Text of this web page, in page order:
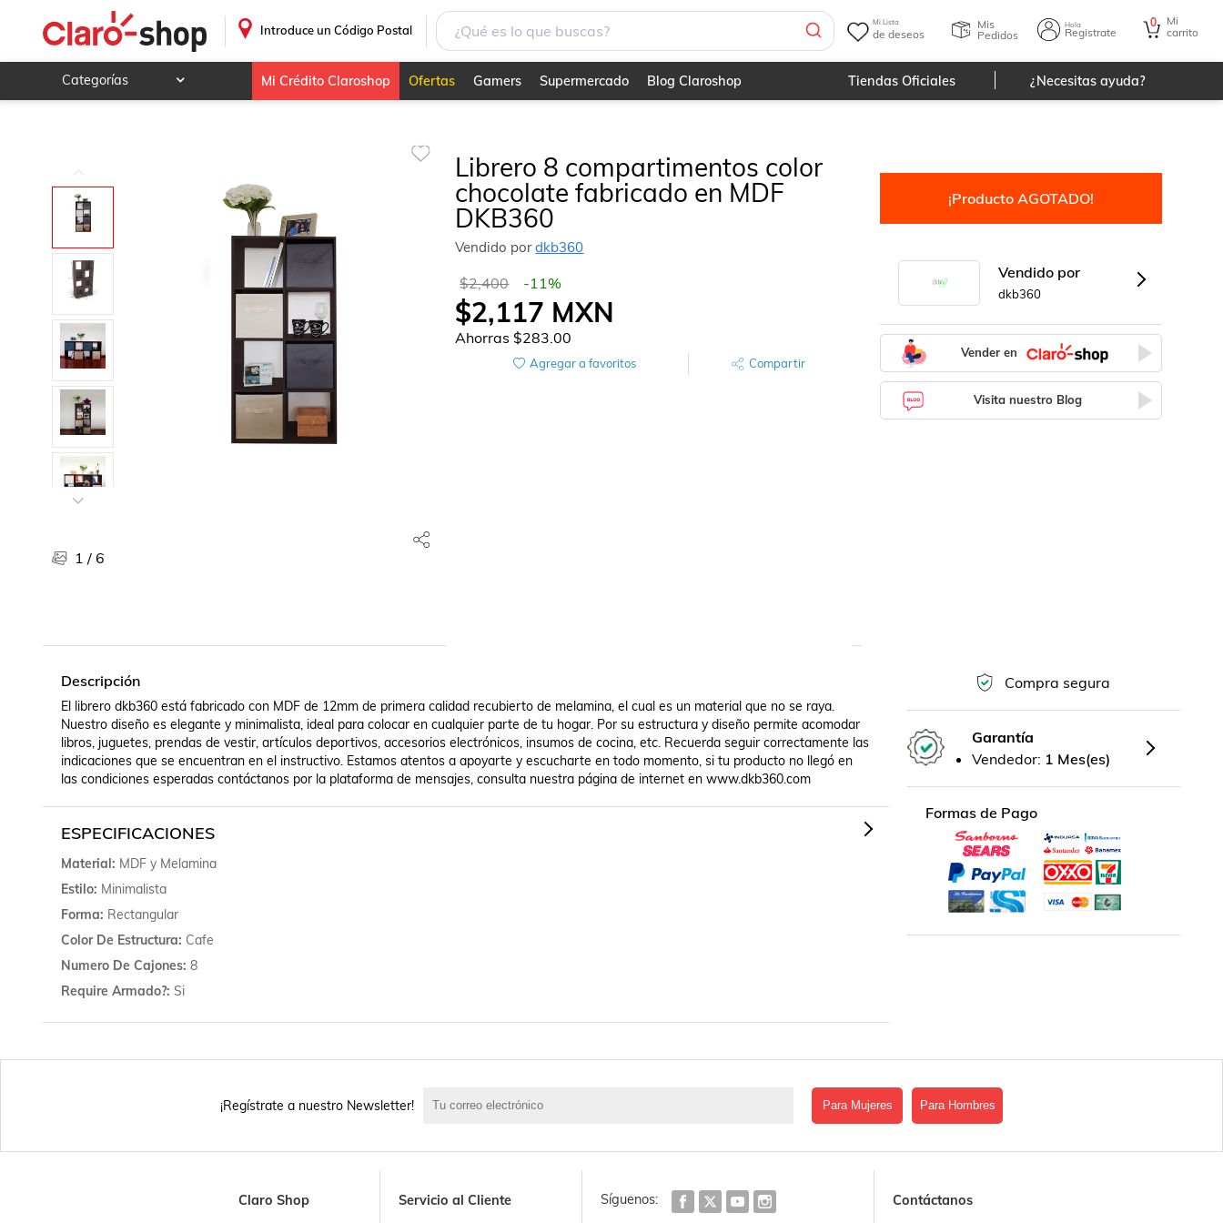
Introduce un Código Postal
Mi Lista
de deseos
Mis
Pedidos
Hola
Registrate
0
Mi
carrito
Categorías
Hogar y jardín
Deportes y ocio
Ferretería y autos
Ropa, calzado y accesorios
Mamá y bebé
Salud, belleza y cuidado personal
Joyería y relojes
Juegos y juguetes
Libros, revistas y comics
Otras categorías
Mi Crédito Claroshop Ofertas Gamers Supermercado Blog Claroshop Tiendas Oficiales ¿Necesitas ayuda?
1 / 6
Librero 8 compartimentos color
chocolate fabricado en MDF
DKB360
Vendido pordkb360
$2,400 -11 %
$2,117 MXN
Ahorras$283.00
Agregar a favoritos Compartir
¡Producto AGOTADO!
Vendido por
dkb360
Vender en
Visita nuestro Blog
Descripción
El librero dkb360 está fabricado con MDF de 12mm de primera calidad recubierto de melamina, el cual es un material que no se raya.
Nuestro diseño es elegante y minimalista, ideal para colocar en cualquier parte de tu hogar. Por su estructura y diseño permite acomodar
libros, juguetes, prendas de vestir, artículos deportivos, accesorios electrónicos, insumos de cocina, etc. Recuerda seguir correctamente las
indicaciones que se encuentran en el instructivo. Estamos atentos a apoyarte y escucharte en todo momento, si tu producto no llegó en
las condiciones esperadas contáctanos por la plataforma de mensajes, consulta nuestra página de internet en www.dkb360.com
ESPECIFICACIONES
Material MDF y Melamina
Estilo Minimalista
Forma Rectangular
Color De Estructura Cafe
Numero De Cajones 8
Require Armado? Si
Compra segura
Garantía
Vendedor: 1 Mes(es)
Formas de Pago
¡Regístrate a nuestro Newsletter! Para Mujeres Para Hombres
Claro Shop Servicio al Cliente Síguenos: Contáctanos
Librero 8 compartimentos color chocolate fabricado en MDF DKB360